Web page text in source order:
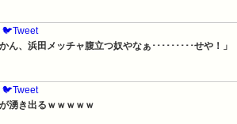
🐦Tweet
ん、浜田メッチャ腹立つ奴やなぁ･････････せや！」
🐦Tweet
湧き出るｗｗｗｗｗ